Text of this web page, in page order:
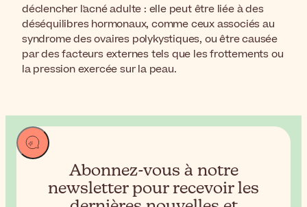
déclencher l'acné adulte : elle peut être liée à des
déséquilibres hormonaux, comme ceux associés au
syndrome des ovaires polykystiques, ou être causée
par des facteurs externes tels que les frottements ou
la pression exercée sur la peau.
Abonnez-vous à notre
newsletter pour recevoir les